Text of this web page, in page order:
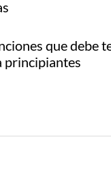
que debe
principiantes